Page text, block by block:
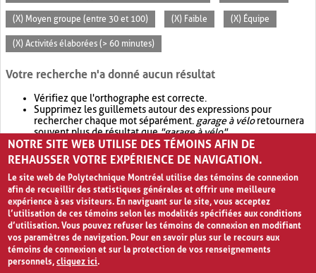
(X) Moyen groupe (entre 30 et 100) (X) Faible (X) Équipe
(X) Activités élaborées (> 60 minutes)
Votre recherche n'a donné aucun résultat
Vérifiez que l'orthographe est correcte.
Supprimez les guillemets autour des expressions pour
rechercher chaque mot séparément. garage à véloretournera
souvent plus de résultat que"garage à vélo".
Envisagez d'élargir votre recherche avec OR.garage OR vélo
retournera souvent plus de résultat quegarage à vélo
NOTRE SITE WEB UTILISE DES TÉMOINS AFIN DE
REHAUSSER VOTRE EXPÉRIENCE DE NAVIGATION.
Le site web de Polytechnique Montréal utilise des témoins de connexion
afin de recueillir des statistiques générales et offrir une meilleure
expérience à ses visiteurs. En naviguant sur le site, vous acceptez
l’utilisation de ces témoins selon les modalités spécifiées aux conditions
d’utilisation. Vous pouvez refuser les témoins de connexion en modifiant
vos paramètres de navigation. Pour en savoir plus sur le recours aux
témoins de connexion et sur la protection de vos renseignements
personnels,cliquez ici.